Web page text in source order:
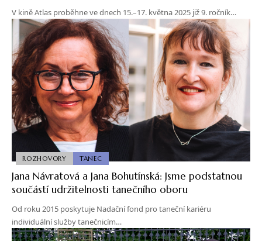
V kině Atlas proběhne ve dnech 15.–17. května 2025 již 9. ročník…
ROZHOVORY TANEC
Jana Návratová a Jana Bohutínská: Jsme podstatnou
součástí udržitelnosti tanečního oboru
Od roku 2015 poskytuje Nadační fond pro taneční kariéru
individuální služby tanečnicím…